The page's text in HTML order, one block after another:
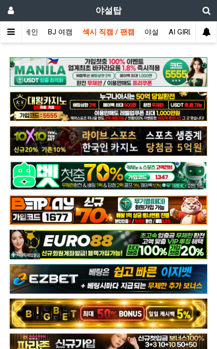
야설탑
메인 BJ 여캠 섹시 직캠 / 팬캠 야설 AI GIRL